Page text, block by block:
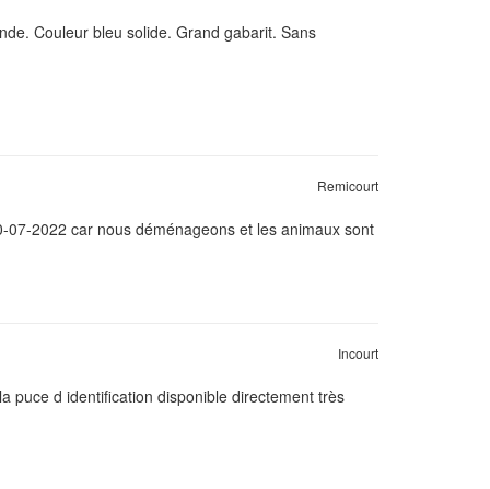
Couleur bleu solide. Grand gabarit. Sans
Remicourt
2022 car nous déménageons et les animaux sont
Incourt
puce d identification disponible directement très